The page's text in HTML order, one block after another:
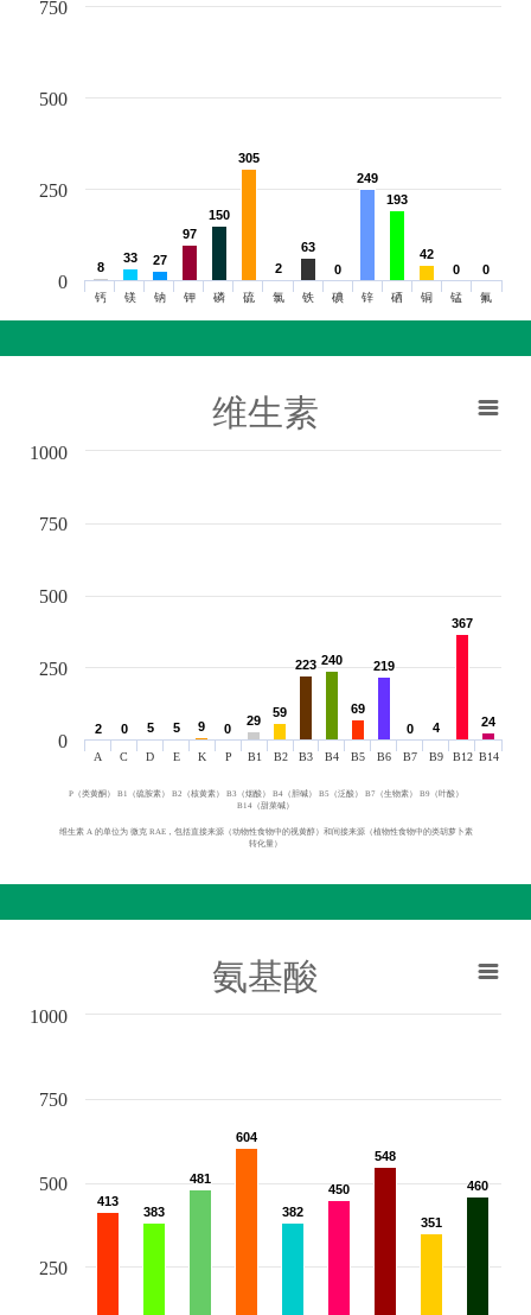
8
8
33
33 27
27
97
97
150
150
305
305
2
2
63
63
0
0
249
249
193
193
42
42
0
0 0
0
钙 镁 钠 钾 磷 硫 氯 铁 碘 锌 硒 铜 锰 氟
0
250
500
750
维生素
2
2 0
0 5
5 5
5 9
9 0
0
29
29
59
59
223
223 240
240
69
69
219
219
0
0 4
4
367
367
24
24
A C D E K P B1 B2 B3 B4 B5 B6 B7 B9 B12 B14
0
250
500
750
1000
P（类黄酮） B1（硫胺素） B2（核黄素） B3（烟酸） B4（胆碱） B5（泛酸） B7（生物素） B9（叶酸）
B14（甜菜碱）
维生素 A 的单位为 微克 RAE，包括直接来源（动物性食物中的视黄醇）和间接来源（植物性食物中的类胡萝卜素
转化量）
氨基酸
413
413
383
383
481
481
604
604
382
382
450
450
548
548
351
351
460
460
250
500
750
1000